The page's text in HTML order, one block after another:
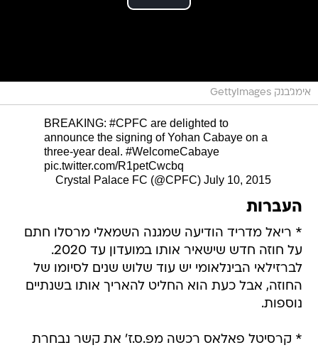
אימג'בנק GettyImages
BREAKING:#CPFC are delighted to
announce the signing of Yohan Cabaye on a
three-year deal.#WelcomeCabaye
pic.twitter.com/R1petCwcbq
 Crystal Palace FC (@CPFC)
July 10, 2015
העברות
* ריאל מדריד הודיעה שמגנה השמאלי מרסלו חתם
על חוזה חדש שישאיר אותו במועדון עד 2020.
לברזילאי הבינלאומי יש עוד שלוש שנים לסיומו של
החוזה, אבל כעת הוא החליט להאריך אותו בשנתיים
נוספות.
* קרסיטל פאלאס רכשה מפ.ס.ז' את קשר נבחרת